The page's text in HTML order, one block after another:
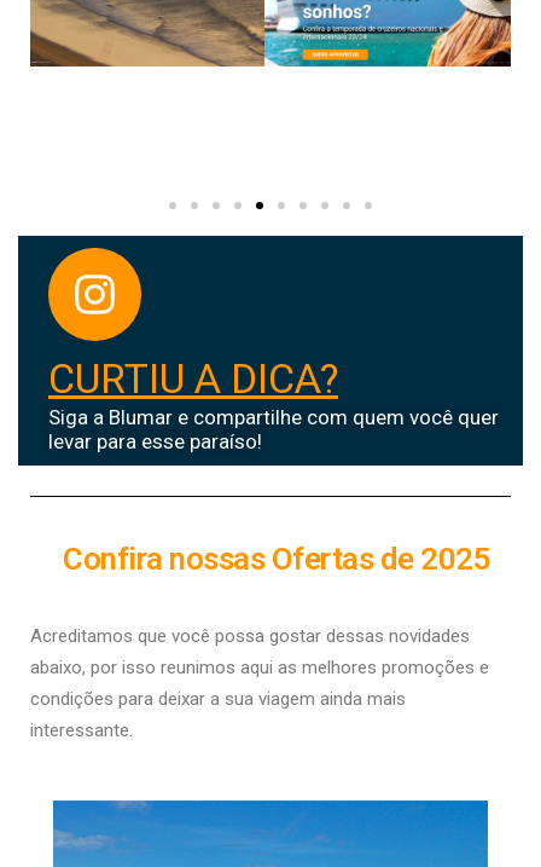
CURTIU A DICA?
Siga a Blumar e compartilhe com quem você quer
levar para esse paraíso!
Confira nossas Ofertas de 2025
Acreditamos que você possa gostar dessas novidades
abaixo, por isso reunimos aqui as melhores promoções e
condições para deixar a sua viagem ainda mais
interessante.